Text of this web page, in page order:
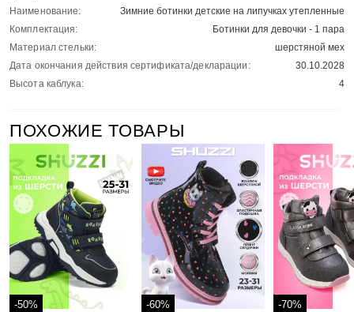
Наименование:
Зимние ботинки детские на липучках утепленные
Комплектация:
Ботинки для девочки - 1 пара
Материал стельки:
шерстяной мех
Дата окончания действия сертификата/декларации:
30.10.2028
Высота каблука:
4
ПОХОЖИЕ ТОВАРЫ
-50% -60% -70%